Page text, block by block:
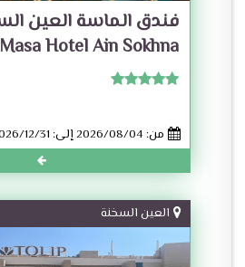
Masa Hotel Ain Sokhna
من: 2026/08/04 إلى: 2026/12/31
العين السخنة